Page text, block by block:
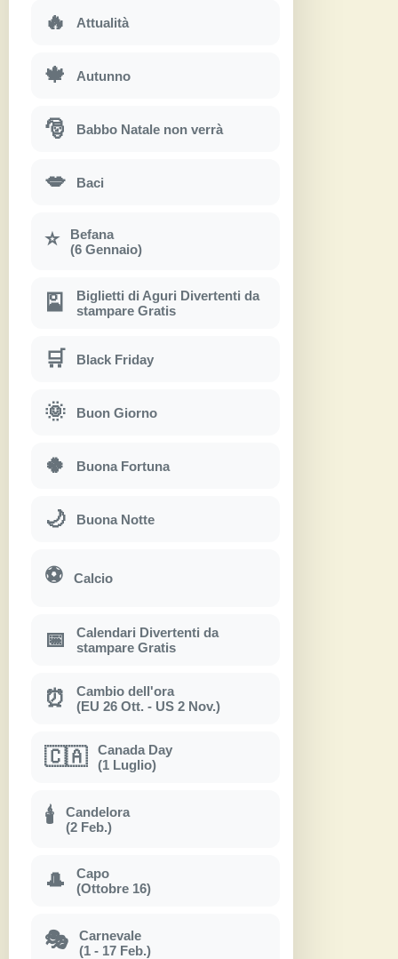
🔥 Attualità
🍁 Autunno
🎅 Babbo Natale non verrà
💋 Baci
⭐
Befana
(6 Gennaio)
🎴
Biglietti di Aguri Divertenti da
stampare Gratis
🛒 Black Friday
🌞 Buon Giorno
🍀 Buona Fortuna
🌙 Buona Notte
⚽ Calcio
📅
Calendari Divertenti da
stampare Gratis
⏰
Cambio dell'ora
(EU 26 Ott. - US 2 Nov.)
🇨🇦
Canada Day
(1 Luglio)
🕯
Candelora
(2 Feb.)
🎩
Capo
(Ottobre 16)
🎭
Carnevale
(1 - 17 Feb.)